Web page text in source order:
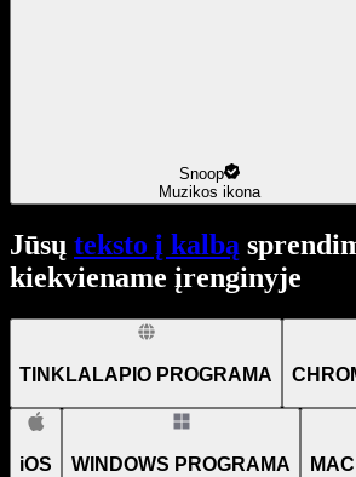
Snoop
Muzikos ikona
Jūsų teksto į kalbą
kiekviename įrenginyje
TINKLALAPIO PROGRAMA
iOS WINDOWS PROGRAMA